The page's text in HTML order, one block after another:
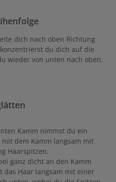
dich nach oben Richtung
du dich auf die
wieder von unten nach oben.
Kamm nimmst du ein
dem Kamm langsam mit
Haarspitzen.
ganz dicht an den Kamm
das Haar langsam mit einer